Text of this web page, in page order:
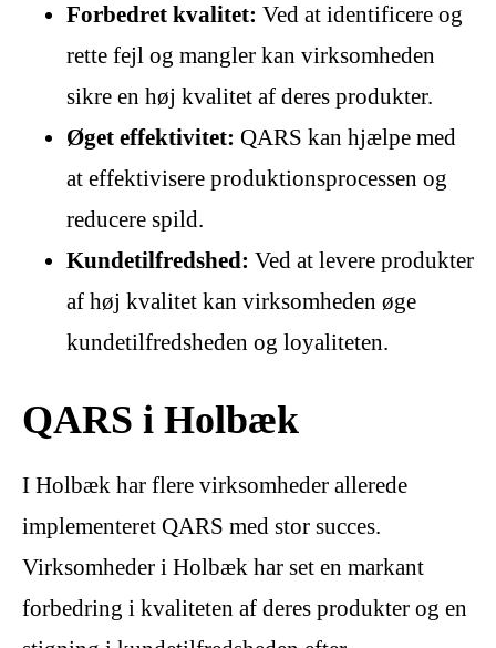
Forbedret kvalitet: Ved at identificere og
rette fejl og mangler kan virksomheden
sikre en høj kvalitet af deres produkter.
Øget effektivitet: QARS kan hjælpe med
at effektivisere produktionsprocessen og
reducere spild.
Kundetilfredshed: Ved at levere produkter
af høj kvalitet kan virksomheden øge
kundetilfredsheden og loyaliteten.
QARS i Holbæk
I Holbæk har flere virksomheder allerede
implementeret QARS med stor succes.
Virksomheder i Holbæk har set en markant
forbedring i kvaliteten af deres produkter og en